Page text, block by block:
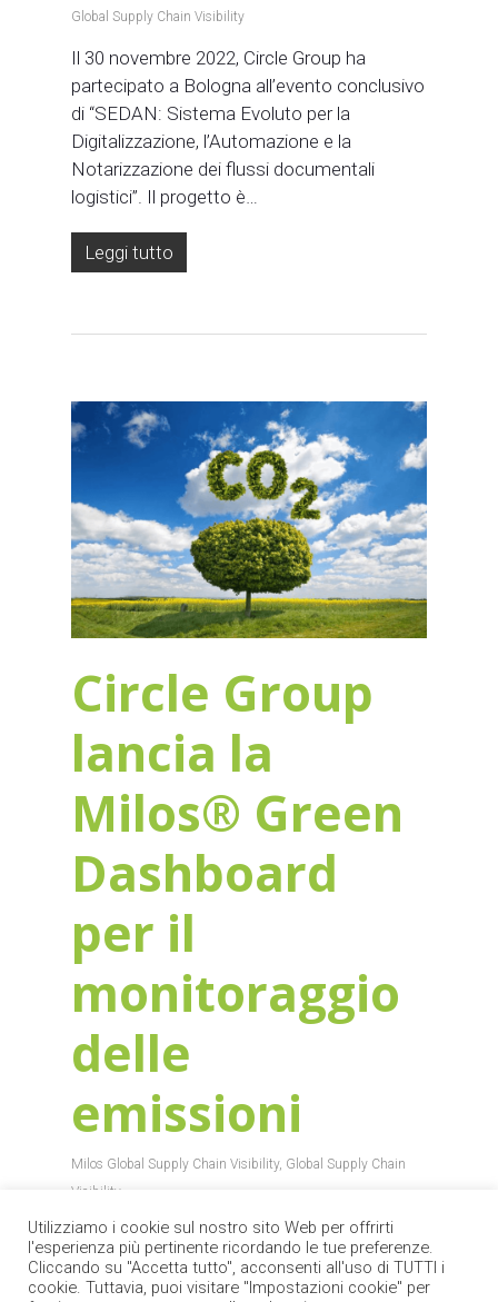
Global Supply Chain Visibility
Il 30 novembre 2022, Circle Group ha
partecipato a Bologna all’evento conclusivo
di “SEDAN: Sistema Evoluto per la
Digitalizzazione, l’Automazione e la
Notarizzazione dei flussi documentali
logistici”. Il progetto è…
Leggi tutto
Circle Group
lancia la
Milos® Green
Dashboard
per il
monitoraggio
delle
emissioni
Milos Global Supply Chain Visibility, Global Supply Chain
Visibility
Dopo la release della suite Milos® Global
Supply Chain Visibility for Manufacturing &
Distribution nel marzo 2022, Circle Group
Utilizziamo i cookie sul nostro sito Web per offrirti
l'esperienza più pertinente ricordando le tue preferenze.
Cliccando su "Accetta tutto", acconsenti all'uso di TUTTI i
cookie. Tuttavia, puoi visitare "Impostazioni cookie" per